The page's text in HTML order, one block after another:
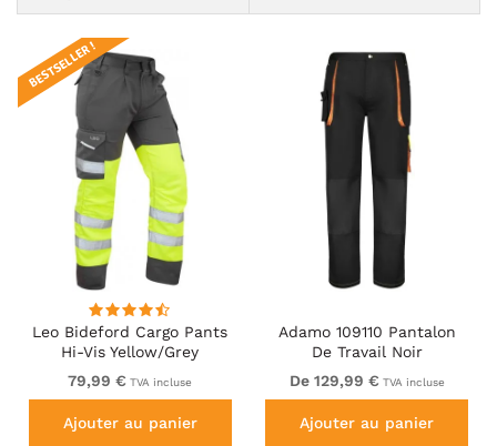
Leo Bideford Cargo Pants
Hi-Vis Yellow/Grey
BESTSELLER !
79,99 € TVA incluse
Ajouter au panier
Adamo 109110 Pantalon
De Travail Noir
De 129,99 € TVA incluse
Ajouter au panier